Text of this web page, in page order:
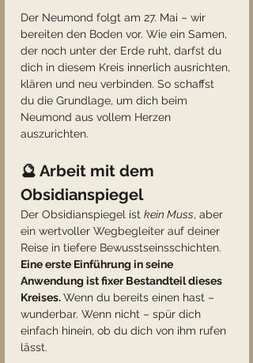
Der Neumond folgt am 27. Mai – wir
bereiten den Boden vor. Wie ein Samen,
der noch unter der Erde ruht, darfst du
dich in diesem Kreis innerlich ausrichten,
klären und neu verbinden. So schaffst
du die Grundlage, um dich beim
Neumond aus vollem Herzen
auszurichten.
🔮 Arbeit mit dem
Obsidianspiegel
Der Obsidianspiegel ist kein Muss, aber
ein wertvoller Wegbegleiter auf deiner
Reise in tiefere Bewusstseinsschichten.
Eine erste Einführung in seine
Anwendung ist fixer Bestandteil dieses
Kreises. Wenn du bereits einen hast –
wunderbar. Wenn nicht – spür dich
einfach hinein, ob du dich von ihm rufen
lässt.